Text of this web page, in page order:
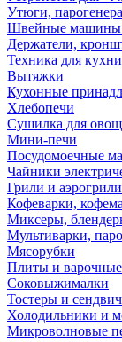
Утюги,
Швейные машины
Держатели,
Техника для кухни
Вытяжки
Кухонные
Хлебопечи
Сушилка для
Мини-печи
Посудомоечные
Чайники
Грили и аэрогрили
Кофеварки,
Миксеры,
Мультиварки,
Мясорубки
Плиты и
Соковыжималки
Тостеры и
Холодильники и
Микроволновые